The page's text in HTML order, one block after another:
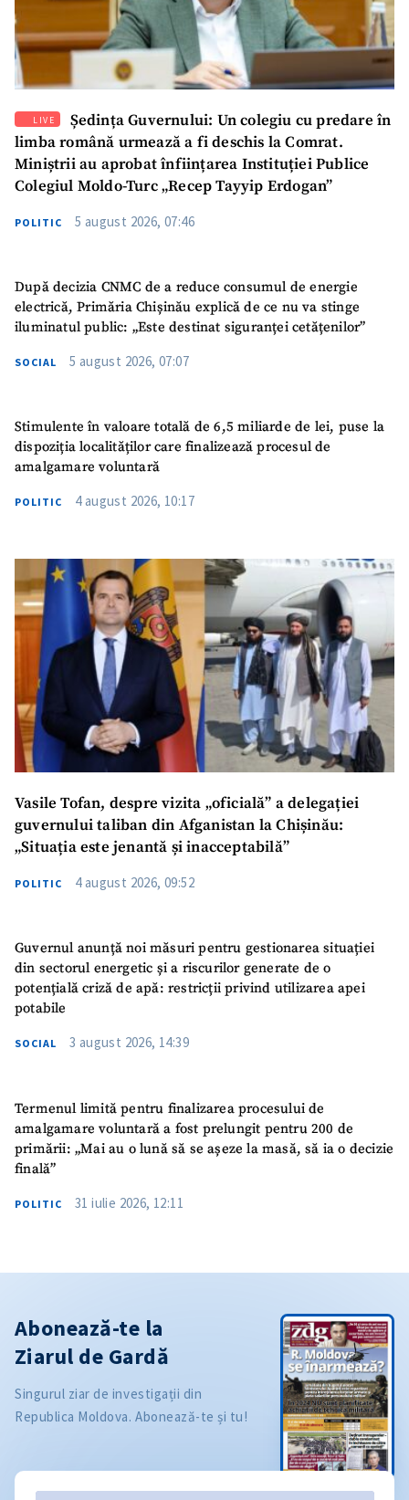
LIVE
Ședința Guvernului: Un colegiu cu predare în
limba română urmează a fi deschis la Comrat.
Miniștrii au aprobat înființarea Instituției Publice
Colegiul Moldo-Turc „Recep Tayyip Erdogan”
POLITIC 5 august 2026, 07:46
După decizia CNMC de a reduce consumul de energie
electrică, Primăria Chișinău explică de ce nu va stinge
iluminatul public: „Este destinat siguranței cetățenilor”
SOCIAL 5 august 2026, 07:07
Stimulente în valoare totală de 6,5 miliarde de lei, puse la
dispoziția localităților care finalizează procesul de
amalgamare voluntară
POLITIC 4 august 2026, 10:17
Vasile Tofan, despre vizita „oficială” a delegației
guvernului taliban din Afganistan la Chișinău:
„Situația este jenantă și inacceptabilă”
POLITIC 4 august 2026, 09:52
Guvernul anunță noi măsuri pentru gestionarea situației
din sectorul energetic și a riscurilor generate de o
potențială criză de apă: restricții privind utilizarea apei
potabile
SOCIAL 3 august 2026, 14:39
Termenul limită pentru finalizarea procesului de
amalgamare voluntară a fost prelungit pentru 200 de
primării: „Mai au o lună să se așeze la masă, să ia o decizie
finală”
POLITIC 31 iulie 2026, 12:11
Abonează-te la
Ziarul de Gardă
Singurul ziar de investigații din
Republica Moldova. Abonează-te și tu!